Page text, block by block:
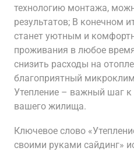
технологию монтажа,
результатов; В конечном
станет уютным и
проживания в любое
снизить расходы на
благоприятный
Утепление – важный шаг
вашего жилища.
Ключевое слово
своими руками сайдинг»